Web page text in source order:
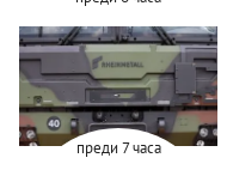
преди 7 часа